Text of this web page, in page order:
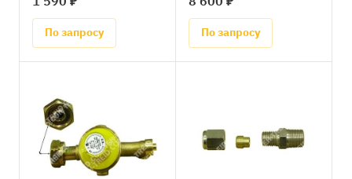
По запросу По запросу